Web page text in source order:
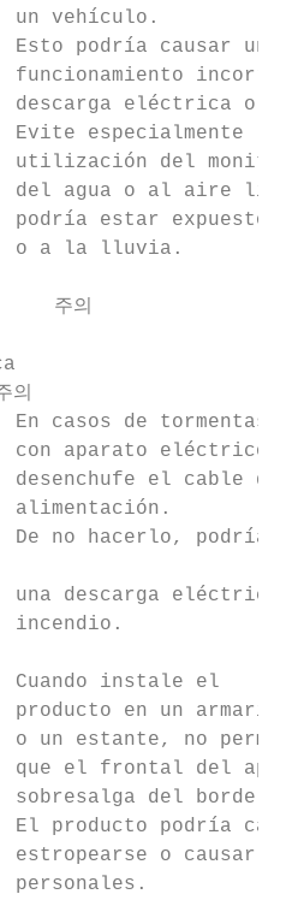
un vehículo.
Esto podría causar un
funcionamiento
descarga eléctrica o
Evite especialmente la
utilización del monitor
del agua o al aire
podría estar expuesto a
o a la lluvia.
주의
의
En casos de tormentas
con aparato eléctrico
desenchufe el cable de
alimentación.
De no hacerlo, podría
una descarga eléctrica
incendio.
Cuando instale el
producto en un armario
o un estante, no
que el frontal del
sobresalga del borde.
El producto podría
estropearse o causar
personales.